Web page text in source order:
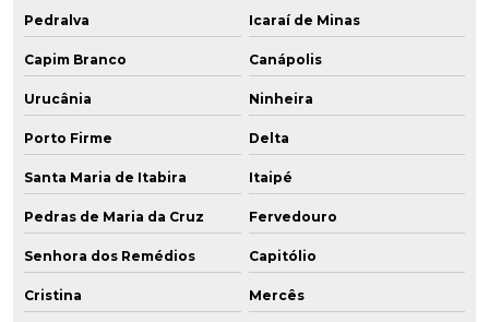
Pedralva Icaraí de Minas
Capim Branco Canápolis
Urucânia Ninheira
Porto Firme Delta
Santa Maria de Itabira Itaipé
Pedras de Maria da Cruz Fervedouro
Senhora dos Remédios Capitólio
Cristina Mercês